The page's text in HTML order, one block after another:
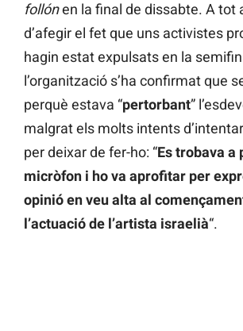
follónen la final de dissabte. A tot
d’afegir el fet que uns activistes
hagin estat expulsats en la
l’organització s’ha confirmat que
perquè estava “pertorbant”
malgrat els molts intents
per deixar de fer-ho: “Es trobava a
micròfon i ho va aprofitar per
opinió en veu alta al
l’actuació de l’artista israelià“.